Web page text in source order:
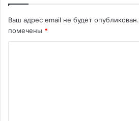
Ваш адрес email не будет опубликован.
помечены *